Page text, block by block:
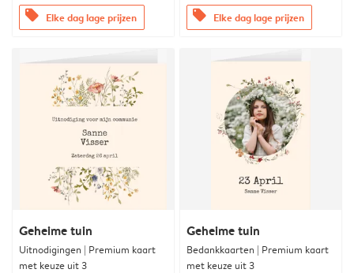
offers Elke dag lage prijzen offers Elke dag lage prijzen
Geheime tuin
Uitnodigingen | Premium kaart
met keuze uit 3
Geheime tuin
Bedankkaarten | Premium kaart
met keuze uit 3